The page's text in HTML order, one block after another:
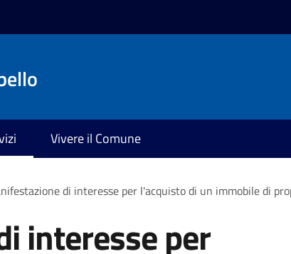
Vivere il Comune
di interesse per l'acquisto di un immobile di
interesse per